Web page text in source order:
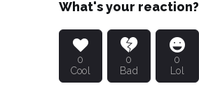
What's your reaction?
0
Cool
0
Bad
0
Lol